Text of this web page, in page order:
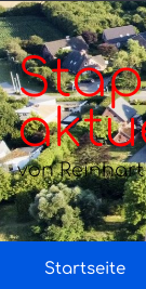
Zum
Inhalt
springen
von
Startseite